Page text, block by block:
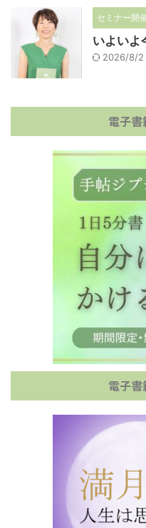
セミナー開
いよいよ
2026/8/2
電子書
電子書